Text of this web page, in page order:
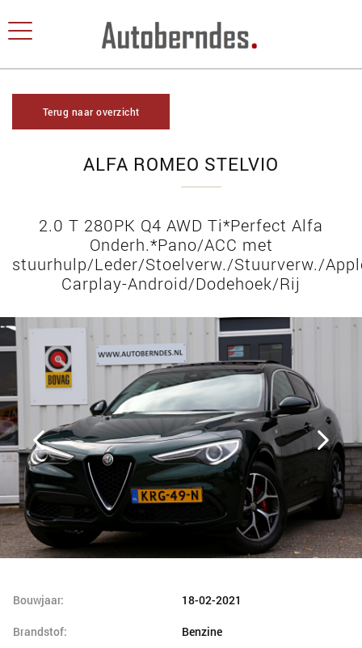
Terug naar overzicht
ALFA ROMEO STELVIO
2.0 T 280PK Q4 AWD Ti*Perfect Alfa
Onderh.*Pano/ACC met
stuurhulp/Leder/Stoelverw./Stuurverw./
Carplay-Android/Dodehoek/Rij
Bouwjaar: 18-02-2021
Brandstof: Benzine